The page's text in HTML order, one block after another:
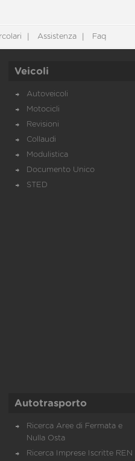
Assistenza Faq
Veicoli
Autoveicoli
Motocicli
Revisioni
Collaudi
Modulistica
Documento Unico
STED
Autotrasporto
Ricerca Aree di Fermata e
Nulla Osta
Ricerca Imprese Iscritte REN